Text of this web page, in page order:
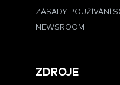
ZÁSADY POUŽÍVÁNÍ
NEWSROOM
ZDROJE